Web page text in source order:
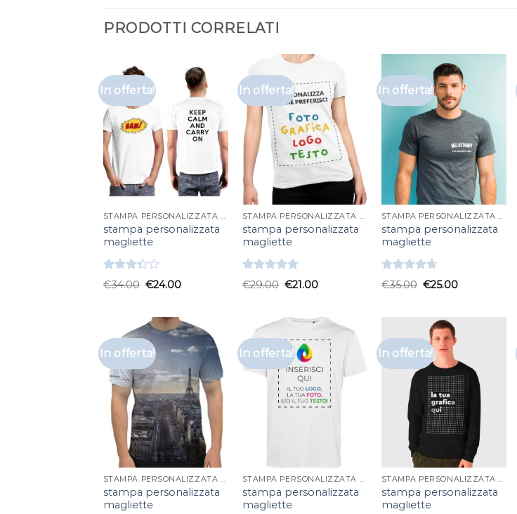
PRODOTTI CORRELATI
In offerta!
STAMPA PERSONALIZZATA MAGLIETTE
stampa personalizzata
magliette
Valutato
3.33su
€34.00 €24.00
In offerta!
STAMPA PERSONALIZZATA MAGLIETTE
stampa personalizzata
magliette
Valutato
5.00su 5
€29.00 €21.00
In offerta!
STAMPA PERSONALIZZATA MAGLIETTE
stampa personalizzata
magliette
Valutato
4.67su 5
€35.00 €25.00
In offerta!
STAMPA PERSONALIZZATA MAGLIETTE
stampa personalizzata
magliette
In offerta!
STAMPA PERSONALIZZATA MAGLIETTE
stampa personalizzata
magliette
In offerta!
STAMPA PERSONALIZZATA MAGLIETTE
stampa personalizzata
magliette